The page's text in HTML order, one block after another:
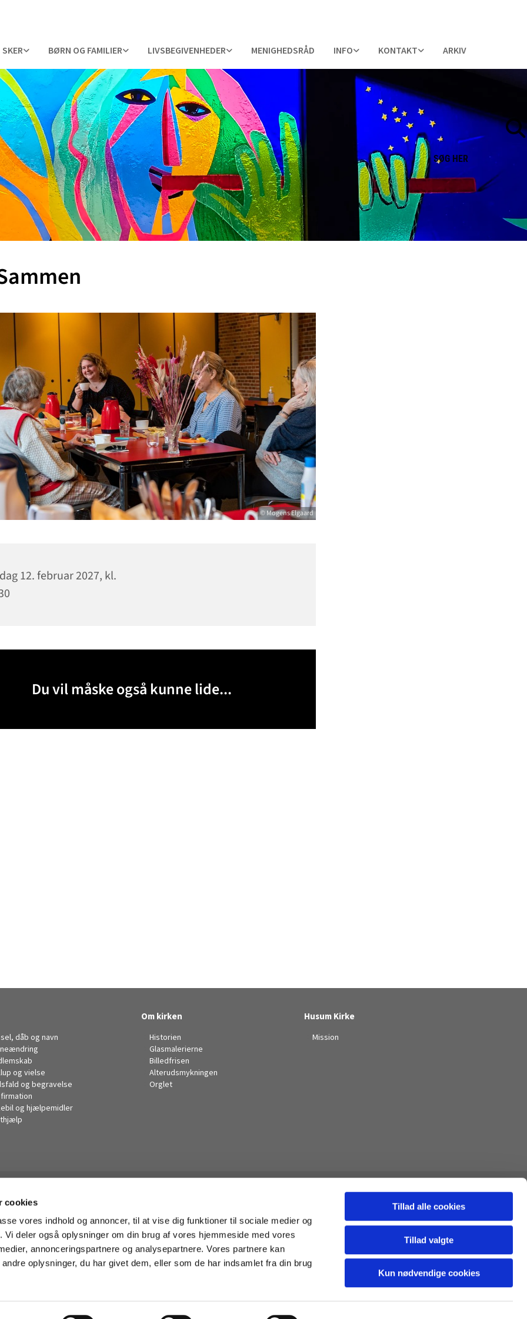
cookies
vores indhold og annoncer, til at vise dig funktioner til sociale medier og
deler også oplysninger om din brug af vores hjemmeside med vores
annonceringspartnere og analysepartnere. Vores partnere kan
oplysninger, du har givet dem, eller som de har indsamlet fra din brug
Tillad alle cookies
Tillad valgte
Kun nødvendige cookies
BØRN OG FAMILIER LIVSBEGIVENHEDER MENIGHEDSRÅD INFO KONTAKT ARKIV
SØG HER
© Mogens Elgaard
12. februar 2027, kl.
Du vil måske også kunne lide...
dåb og navn
og vielse
og begravelse
og hjælpemidler
Om kirken
Historien
Glasmalerierne
Billedfrisen
Alterudsmykningen
Orglet
Husum Kirke
Mission
38285446
husum.sogn@km.dk